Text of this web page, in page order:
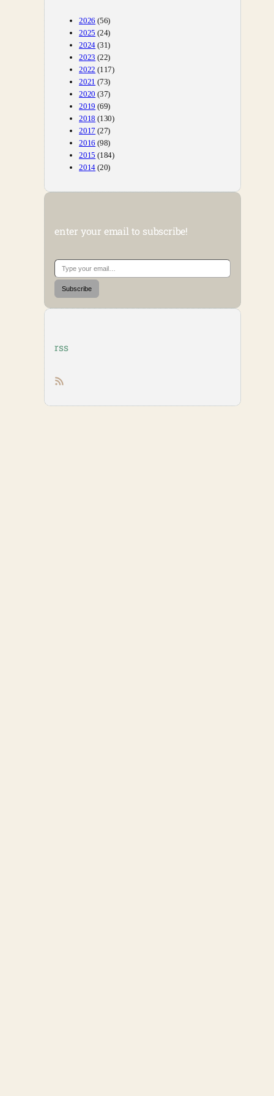
2026 (56)
2025 (24)
2024 (31)
2023 (22)
2022 (117)
2021 (73)
2020 (37)
2019 (69)
2018 (130)
2017 (27)
2016 (98)
2015 (184)
2014 (20)
enter your email to subscribe!
Type your email…
Subscribe
rss
RSS feed